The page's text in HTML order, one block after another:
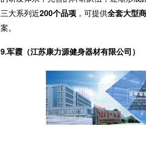
三大系列近200个品项 ，可提供全套大型
案。
9.军霞（江苏康力源健身器材有限公司）